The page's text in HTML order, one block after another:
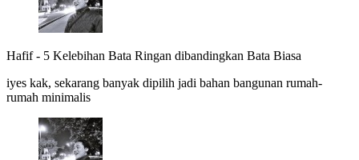
Hafif- 5 Kelebihan Bata Ringan dibandingkan Bata Biasa
iyes kak, sekarang banyak dipilih jadi bahan bangunan rumah-
rumah minimalis